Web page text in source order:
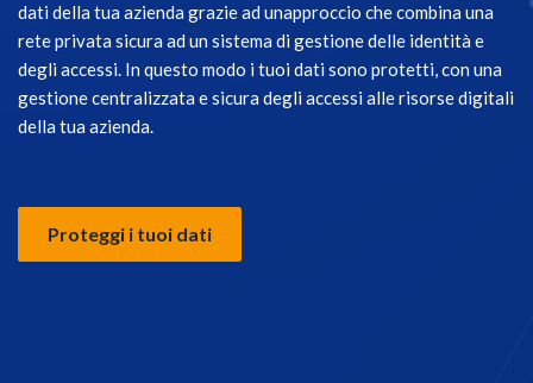
dati della tua azienda grazie ad unapproccio che combina una
rete privata sicura ad un sistema di gestione delle identità e
degli accessi. In questo modo i tuoi dati sono protetti, con una
gestione centralizzata e sicura degli accessi alle risorse digitali
della tua azienda.
Proteggi i tuoi dati